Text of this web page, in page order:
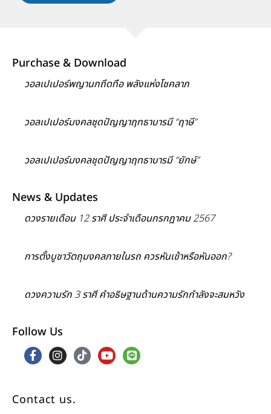
Purchase & Download
วอลเปเปอร์พญานกถึดทือ พลังแห่งโชคลาภ
วอลเปเปอร์มงคลชุดปัญญาฤทธาบารมี “ฤาษี”
วอลเปเปอร์มงคลชุดปัญญาฤทธาบารมี “ยักษ์”
News & Updates
ดวงรายเดือน 12 ราศี ประจำเดือนกรกฎาคม 2567
การตั้งบูชาวัตถุมงคลภายในรถ ควรหันเข้าหรือหันออก?
ดวงความรัก 3 ราศี คำอธิษฐานด้านความรักกำลังจะสมหวัง
Follow Us
Contact us.